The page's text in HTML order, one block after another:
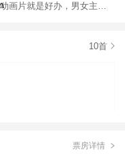
动画片就是好办，男女主角都正面全裸了，居然没露点。
10首
票房详情